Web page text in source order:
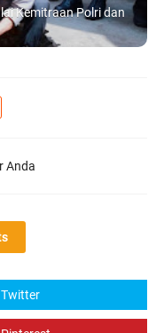
Kemitraan Polri dan
Anda